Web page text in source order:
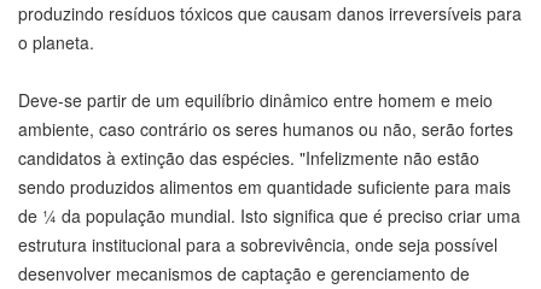
produzindo resíduos tóxicos que causam danos irreversíveis para
o planeta.
Deve-se partir de um equilíbrio dinâmico entre homem e meio
ambiente, caso contrário os seres humanos ou não, serão fortes
candidatos à extinção das espécies. "Infelizmente não estão
sendo produzidos alimentos em quantidade suficiente para mais
de ¼ da população mundial. Isto significa que é preciso criar uma
estrutura institucional para a sobrevivência, onde seja possível
desenvolver mecanismos de captação e gerenciamento de